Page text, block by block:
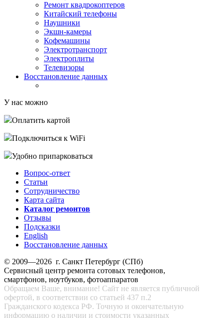
Ремонт квадрокоптеров
Китайский телефоны
Наушники
Экшн-камеры
Кофемашины
Электротранспорт
Электроплиты
Телевизоры
Восстановление данных
У нас можно
Оплатить картой
Подключиться к WiFi
Удобно припарковаться
Вопрос-ответ
Статьи
Сотрудничество
Карта сайта
Каталог ремонтов
Отзывы
Подсказки
English
Восстановление данных
© 2009—2026 г. Санкт Петербург (СПб)
Сервисный центр ремонта сотовых телефонов,
смартфонов, ноутбуков, фотоаппаратов
Обращаем Ваше, внимание! Сайт не является публичной
офертой, в соответствии со статьей 437 п.2
Гражданского кодекса РФ. Точную и окончательную
информацию о наличии и стоимости указанных